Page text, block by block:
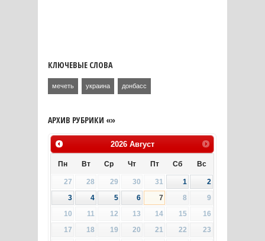
КЛЮЧЕВЫЕ СЛОВА
мечеть украина донбасс
АРХИВ РУБРИКИ «»
2026 Август
Пн Вт Ср Чт Пт Сб Вс
27 28 29 30 31 1
2
3
4 5 6 7 8
9
10
11 12 13 14 15
16
17
18 19 20 21 22
23